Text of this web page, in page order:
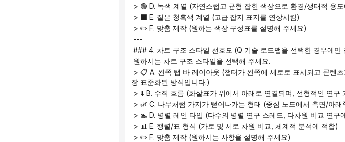
> 🟢 D. 녹색 계열 (자연스럽고 균형 잡힌 색상으로 환경/생태적 용
> ⬛ E. 짙은 청흑색 계열 (고급 잡지 표지를 연상시킴)
> ✏️ F. 맞춤 제작 (원하는 색상 구성표를 설명해 주세요)
---
### 4. 차트 구조 스타일 선호도 (Q 기술 로드맵을 선택한 경우에만
원하시는 차트 구조 스타일을 선택해 주세요.
장 표준화된 방식입니다.)
> ⬇️ B. 수직 흐름 (화살표가 위에서 아래로 연결되며, 선형적인 연구
> 🌿 C. 나무처럼 가지가 뻗어나가는 형태 (중심 노드에서 측면/아
> 🏊 D. 병렬 레인 타입 (다수의 병렬 연구 스레드, 다차원 비교 연구
> 📊 E. 행렬/표 형식 (가로 및 세로 차원 비교, 체계적 분석에 적합)
> ✏️ F. 맞춤 제작 (원하시는 사항을 설명해 주세요)